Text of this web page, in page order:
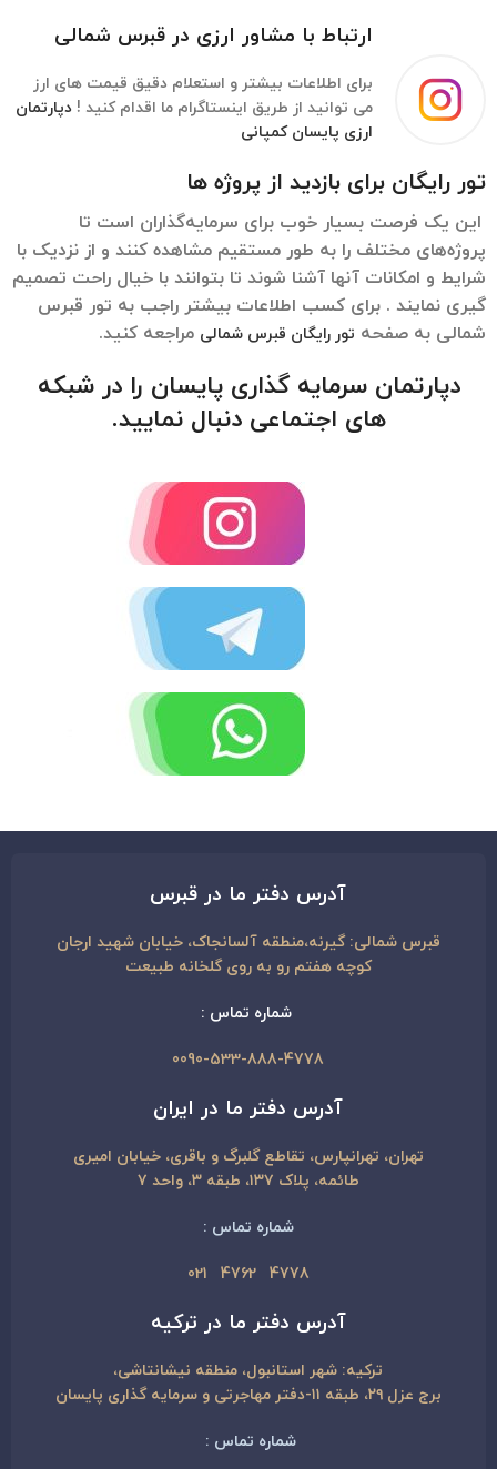
ارتباط با مشاور ارزی در قبرس شمالی
برای اطلاعات بیشتر و استعلام دقیق قیمت های ارز
می توانید از طریق اینستاگرام ما اقدام کنید !دپارتمان
ارزی پایسان کمپانی
تور رایگان برای بازدید از پروژه‌ ها
این یک فرصت بسیار خوب برای سرمایه‌گذاران است تا
پروژه‌های مختلف را به طور مستقیم مشاهده کنند و از نزدیک با
شرایط و امکانات آنها آشنا شوند تا بتوانند با خیال راحت تصمیم
گیری نمایند . برای کسب اطلاعات بیشتر راجب به تور قبرس
شمالی به صفحه تور رایگان قبرس شمالی مراجعه کنید.
دپارتمان سرمایه گذاری پایسان را در شبکه
های اجتماعی دنبال نمایید.
آدرس دفتر ما در قبرس
قبرس شمالی: گیرنه،منطقه آلسانجاک، خیابان شهید ارجان
کوچه هفتم رو به روی گلخانه طبیعت
شماره تماس :
0090-533-888-4778
آدرس دفتر ما در ایران
تهران، تهرانپارس، تقاطع گلبرگ و باقری، خیابان امیری
طائمه، پلاک ۱۳۷، طبقه ۳، واحد ۷
شماره تماس :
4778 4762 021
آدرس دفتر ما در ترکیه
ترکیه: شهر استانبول، منطقه نیشانتاشی،
برج عزل ۲۹، طبقه ۱۱-دفتر مهاجرتی و سرمایه گذاری پایسان
شماره تماس :